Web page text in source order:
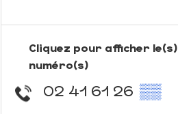
Cliquez pour afficher le(s)
numéro(s)
02 41 61 26 ▒▒